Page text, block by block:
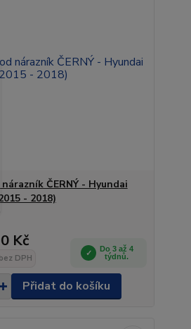
nárazník ČERNÝ - Hyundai
- 2018)
Kč
DPH
Do 3 až 4
týdnů.
Přidat do košíku